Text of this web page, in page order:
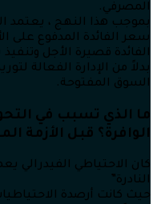
المصرفي.
بموجب هذا النهج ،
سعر الفائدة المدفوع على
الفائدة قصيرة الأجل
بدلاً من الإدارة الفعالة
السوق المفتوحة.
ما الذي تسبب في
الوافرة؟ قبل الأزمة
كان الاحتياطي الفيدرالي
النادرة”
حيث كانت أرصدة